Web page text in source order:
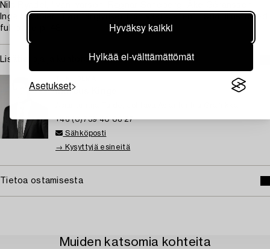
Hyväksy kaikki
Hylkää ei-välttämättömät
Asetukset
Nils Ryndel, "Ivan Ivarson, Ragnar Sandberg, Åke Göransson,
Inge Schiöler : fyra färglyriker från västkusten", 1984, illustrated
full page p. 48.
Lisätietoja ja kuntoraportit
Marcus Kinge
+46 (0)739 40 08 27
Sähköposti
→ Kysyttyjä esineitä
Tietoa ostamisesta
Muiden katsomia kohteita